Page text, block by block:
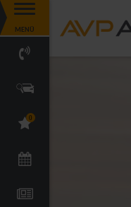
Hauptinhalt
springen
MENÜ
0